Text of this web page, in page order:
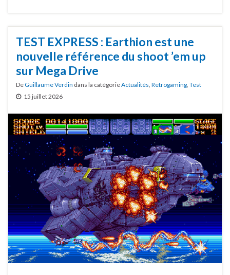
TEST EXPRESS : Earthion est une
nouvelle référence du shoot ’em up
sur Mega Drive
DeGuillaume Verdin dans la catégorieActualités, Retrogaming, Test
15 juillet 2026